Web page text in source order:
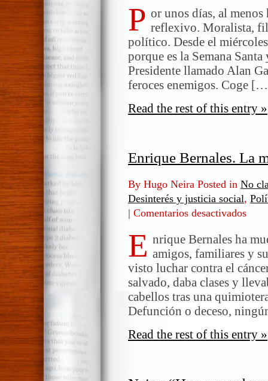
P or unos días, al
reflexivo. Moralista,
político. Desde el
porque es la Semana
Presidente llamado Alan
feroces enemigos. Coge
Read the rest of this entry »
Enrique Bernales. La
By Hugo Neira Posted in No
Desinterés y justicia social,
| Comentarios desactivados
muerte
de
un
justo
E nrique Bernales ha
amigos, familiares y
visto luchar contra el
salvado, daba clases y
cabellos tras una
Defunción o deceso,
Read the rest of this entry »